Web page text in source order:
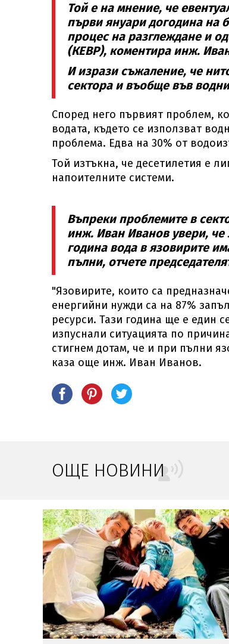
Той е на мнение, че
първи януари догодина на
процес на разглеждане и
(КЕВР), коментира инж.
И изрази съжаление, че
сектора и въобще във
Според него първият проблем,
водата, където се използват
проблема. Едва на 30% от
Той изтъкна, че десетилетия е
напоителните системи.
Въпреки проблемите в
инж. Иван Иванов увери, че
година вода в язовирите
пълни, отчете
"Язовирите, които са
енергийни нужди са на 87%
ресурси. Тази година ще е един
изпуснали ситуацията по
стигнем дотам, че и при пълни
каза още инж. Иван Иванов.
ОЩЕ НОВИНИ